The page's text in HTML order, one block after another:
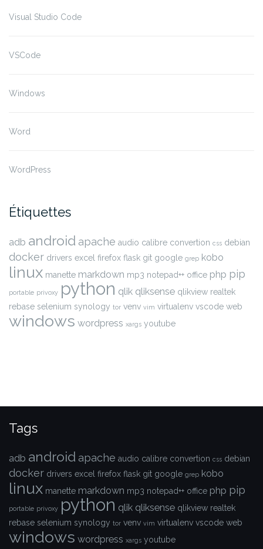
Visual Studio Code
VSCode
Windows
Word
WordPress
Étiquettes
adb android apache audio calibre convertion css debian
docker drivers excel firefox flask git google grep kobo
linux manette markdown mp3 notepad++ office php pip
portable privoxy python qlik qliksense qlikview realtek
rebase selenium synology tor venv vim virtualenv vscode web
windows wordpress xargs youtube
Tags
adb android apache audio calibre convertion css debian
docker drivers excel firefox flask git google grep kobo
linux manette markdown mp3 notepad++ office php pip
portable privoxy python qlik qliksense qlikview realtek
rebase selenium synology tor venv vim virtualenv vscode web
windows wordpress xargs youtube